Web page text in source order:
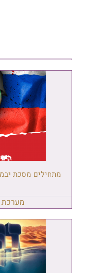
מתחילים מסכת
מערכת